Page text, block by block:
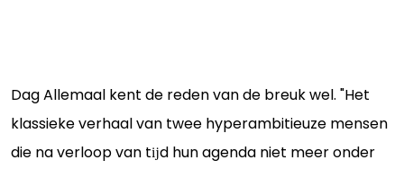
Dag Allemaal kent de reden van de breuk wel. "Het
klassieke verhaal van twee hyperambitieuze mensen
die na verloop van tĳd hun agenda niet meer onder